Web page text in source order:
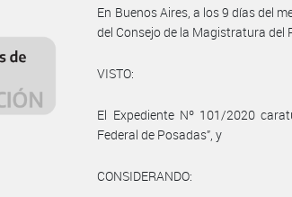
En Buenos Aires, a los 9 días del
del Consejo de la Magistratura del
VISTO:
El Expediente Nº 101/2020
Federal de Posadas”, y
CONSIDERANDO: